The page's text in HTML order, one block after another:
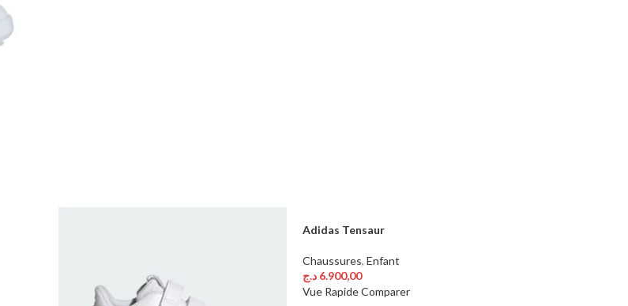
Adidas Tensaur
Chaussures,Enfant
6.900,00 د.ج
Choix Des Options
Vue RapideComparer